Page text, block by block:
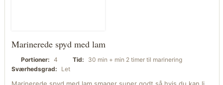
Marinerede spyd med lam
Portioner: 4 Tid:
30 min + min 2 timer til marinering
Sværhedsgrad:
Let